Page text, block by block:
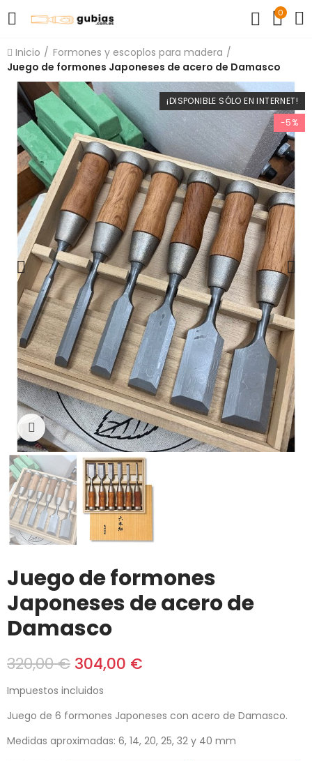
0
Inicio
Formones y escoplos para madera
Juego de formones Japoneses de acero de Damasco
¡DISPONIBLE SÓLO EN INTERNET!
-5%
Click to enlarge
Juego de formones
Japoneses de acero de
Damasco
320,00 € 304,00 €
Impuestos incluidos
Juego de 6 formones Japoneses con acero de Damasco.
Medidas aproximadas: 6, 14, 20, 25, 32 y 40 mm